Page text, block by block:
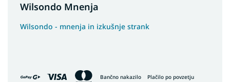
Wilsondo Mnenja
Wilsondo - mnenja in izkušnje strank
Bančno nakazilo Plačilo po povzetju